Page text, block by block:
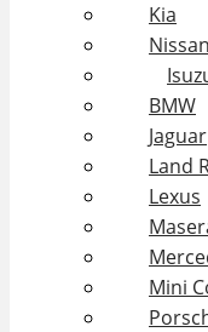
Kia
Nissan
BMW
Jaguar
Land
Lexus
Mini